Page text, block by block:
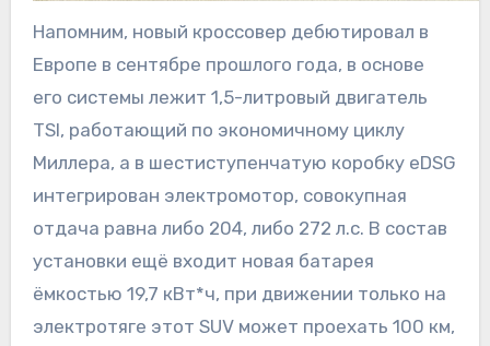
Напомним, новый кроссовер дебютировал в
Европе в сентябре прошлого года, в основе
его системы лежит 1,5-литровый двигатель
TSI, работающий по экономичному циклу
Миллера, а в шестиступенчатую коробку eDSG
интегрирован электромотор, совокупная
отдача равна либо 204, либо 272 л.с. В состав
установки ещё входит новая батарея
ёмкостью 19,7 кВт*ч, при движении только на
электротяге этот SUV может проехать 100 км,